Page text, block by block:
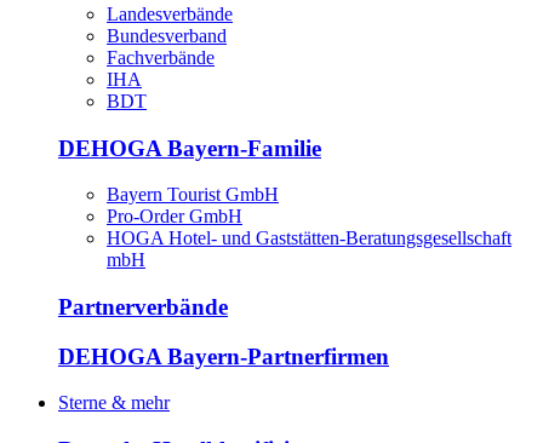
Landesverbände
Bundesverband
Fachverbände
IHA
BDT
DEHOGA Bayern-Familie
Bayern Tourist GmbH
Pro-Order GmbH
HOGA Hotel- und Gaststätten-Beratungsgesellschaft
mbH
Partnerverbände
DEHOGA Bayern-Partnerfirmen
Sterne & mehr